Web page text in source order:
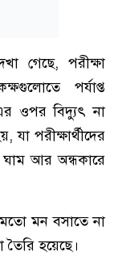
গেছে, ​পরীক্ষা
পর্যাপ্ত
ওপর বিদ্যুৎ না
পরীক্ষার্থীদের
ঘাম আর অন্ধকারে
মন বসাতে না
তৈরি হয়েছে।